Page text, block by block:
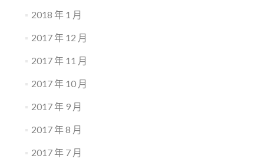
2018 年 1 月
2017 年 12 月
2017 年 11 月
2017 年 10 月
2017 年 9 月
2017 年 8 月
2017 年 7 月